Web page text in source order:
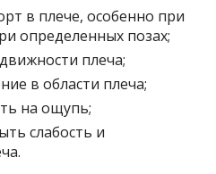
в плече, особенно при
определенных позах;
плеча;
в области плеча;
на ощупь;
слабость и